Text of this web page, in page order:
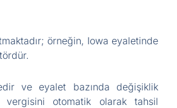
örneğin, Iowa eyaletinde
ve eyalet bazında değişiklik
vergisini otomatik olarak tahsil